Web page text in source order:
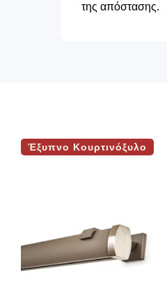
της απόστασης.
Έξυπνο Κουρτινόξυλο